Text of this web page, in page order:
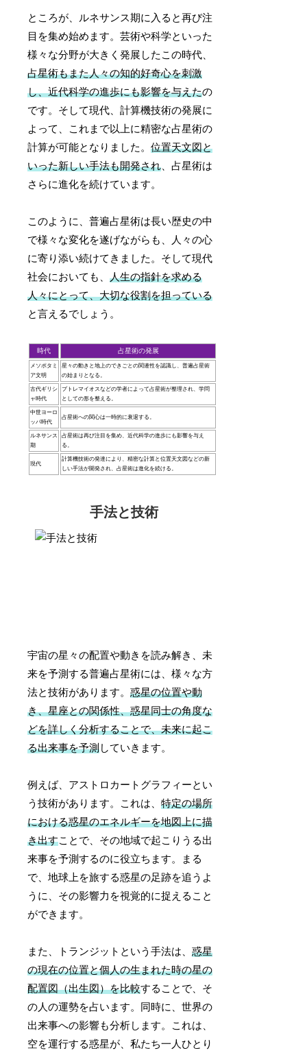
ところが、ルネサンス期に入ると再び注
目を集め始めます。芸術や科学といった
様々な分野が大きく発展したこの時代、
占星術もまた人々の知的好奇心を刺激
し、近代科学の進歩にも影響を与えたの
です。そして現代、計算機技術の発展に
よって、これまで以上に精密な占星術の
計算が可能となりました。位置天文図と
いった新しい手法も開発され 、占星術は
さらに進化を続けています。
このように、普遍占星術は長い歴史の中
で様々な変化を遂げながらも、人々の心
に寄り添い続けてきました。そして現代
社会においても、人生の指針を求める
人々にとって、大切な役割を担っている
と言えるでしょう。
時代 占星術の発展
メソポタミ
ア文明
星々の動きと地上のできごとの関連性を認識し、普遍占星術
の始まりとなる。
古代ギリシ
ャ時代
プトレマイオスなどの学者によって占星術が整理され、学問
としての形を整える。
中世ヨーロ
ッパ時代
占星術への関心は一時的に衰退する。
ルネサンス
期
占星術は再び注目を集め、近代科学の進歩にも影響を与え
る。
現代
計算機技術の発達により、精密な計算と位置天文図などの新
しい手法が開発され、占星術は進化を続ける。
手法と技術
宇宙の星々の配置や動きを読み解き、未
来を予測する普遍占星術には、様々な方
法と技術があります。惑星の位置や動
き、星座との関係性、惑星同士の角度な
どを詳しく分析することで、未来に起こ
る出来事を予測していきます。
例えば、アストロカートグラフィーとい
う技術があります。これは、特定の場所
における惑星のエネルギーを地図上に描
き出すことで、その地域で起こりうる出
来事を予測するのに役立ちます。まる
で、地球上を旅する惑星の足跡を追うよ
うに、その影響力を視覚的に捉えること
ができます。
また、トランジットという手法は、惑星
の現在の位置と個人の生まれた時の星の
配置図（出生図）を比較することで、そ
の人の運勢を占います。同時に、世界の
出来事への影響も分析します。これは、
空を運行する惑星が、私たち一人ひとり